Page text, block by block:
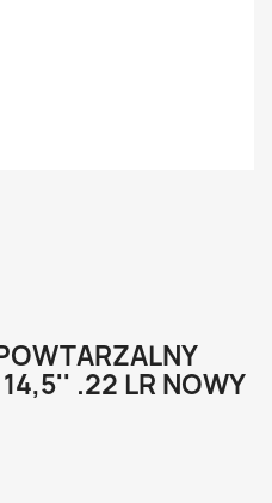
.22 LR NOWY